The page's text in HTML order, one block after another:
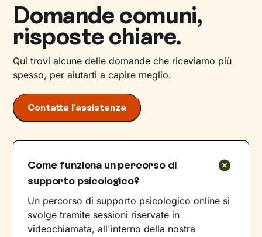
Domande comuni,
risposte chiare.
Qui trovi alcune delle domande che riceviamo più
spesso, per aiutarti a capire meglio.
Contatta l’assistenza
Come funziona un percorso di
supporto psicologico?
Un percorso di supporto psicologico online si
svolge tramite sessioni riservate in
videochiamata, all'interno della nostra